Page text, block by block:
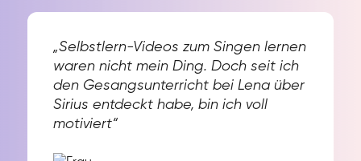
„Selbstlern-Videos zum Singen lernen
waren nicht mein Ding. Doch seit ich
den Gesangsunterricht bei Lena über
Sirius entdeckt habe, bin ich voll
motiviert“